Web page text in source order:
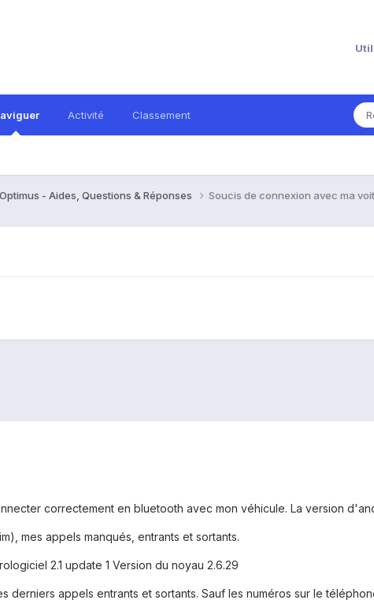
Activité Classement
- Aides, Questions & Réponses Soucis de connexion avec ma
correctement en bluetooth avec mon véhicule. La version
mes appels manqués, entrants et sortants.
2.1 update 1 Version du noyau 2.6.29
derniers appels entrants et sortants. Sauf les numéros sur le